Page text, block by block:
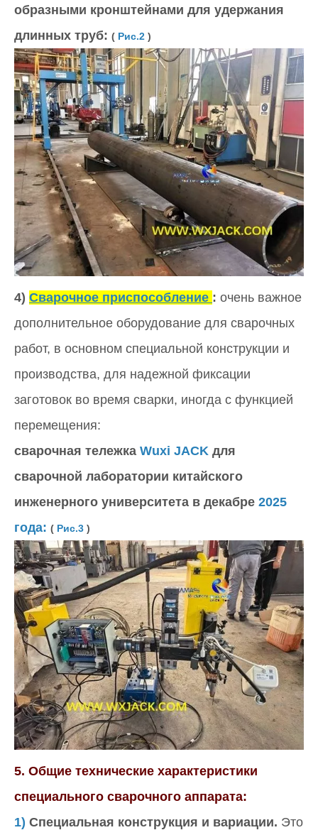
образными кронштейнами для удержания
длинных труб: ( Рис.2 )
4) Сварочное приспособление : очень важное
дополнительное оборудование для сварочных
работ, в основном специальной конструкции и
производства, для надежной фиксации
заготовок во время сварки, иногда с функцией
перемещения:
сварочная тележка Wuxi JACK для
сварочной лаборатории китайского
инженерного университета в декабре 2025
года: ( Рис.3 )
5. Общие технические характеристики
специального сварочного аппарата:
1) Специальная конструкция и вариации. Это